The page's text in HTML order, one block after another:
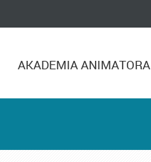
AKADEMIA ANIMATORA